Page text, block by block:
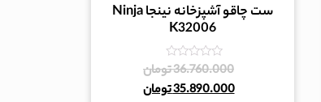
ست چاقو آشپزخانه نینجا Ninja
K32006
امتیاز
از
36.760.000تومان
35.890.000تومان